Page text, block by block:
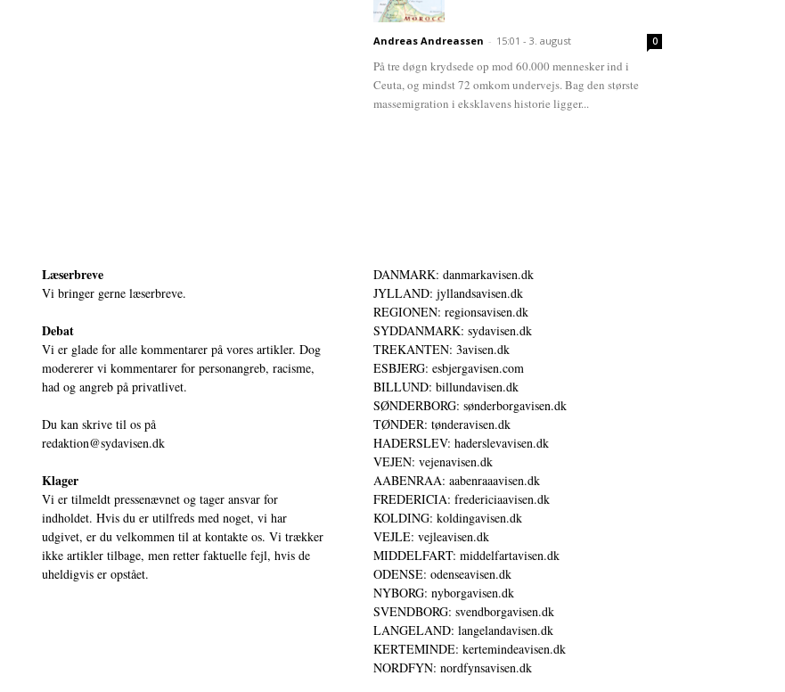
Andreas Andreassen - 15:01 - 3. august 0
På tre døgn krydsede op mod 60.000 mennesker ind i
Ceuta, og mindst 72 omkom undervejs. Bag den største
massemigration i eksklavens historie ligger...
Læserbreve
Vi bringer gerne læserbreve.
Debat
Vi er glade for alle kommentarer på vores artikler. Dog
modererer vi kommentarer for personangreb, racisme,
had og angreb på privatlivet.
Du kan skrive til os på
redaktion@sydavisen.dk
Klager
Vi er tilmeldt pressenævnet og tager ansvar for
indholdet. Hvis du er utilfreds med noget, vi har
udgivet, er du velkommen til at kontakte os. Vi trækker
ikke artikler tilbage, men retter faktuelle fejl, hvis de
uheldigvis er opstået.
DANMARK: danmarkavisen.dk
JYLLAND: jyllandsavisen.dk
REGIONEN: regionsavisen.dk
SYDDANMARK: sydavisen.dk
TREKANTEN: 3avisen.dk
ESBJERG: esbjergavisen.com
BILLUND: billundavisen.dk
SØNDERBORG: sønderborgavisen.dk
TØNDER: tønderavisen.dk
HADERSLEV: haderslevavisen.dk
VEJEN: vejenavisen.dk
AABENRAA: aabenraaavisen.dk
FREDERICIA: fredericiaavisen.dk
KOLDING: koldingavisen.dk
VEJLE: vejleavisen.dk
MIDDELFART: middelfartavisen.dk
ODENSE: odenseavisen.dk
NYBORG: nyborgavisen.dk
SVENDBORG: svendborgavisen.dk
LANGELAND: langelandavisen.dk
KERTEMINDE: kertemindeavisen.dk
NORDFYN: nordfynsavisen.dk